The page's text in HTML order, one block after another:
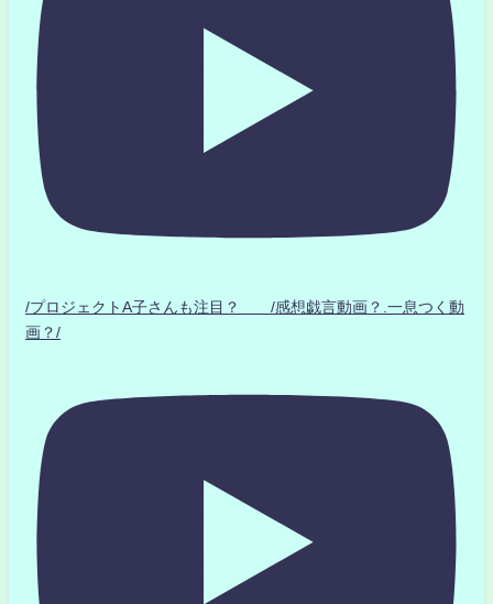
/プロジェクトA子さんも注目？ /感想戯言動画？.一息つく動
画？/